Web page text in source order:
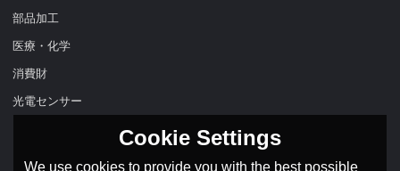
部品加工
医療・化学
消費財
光電センサー
Cookie Settings
We use cookies to provide you with the best possible